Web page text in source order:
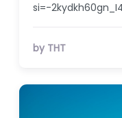
si=-
by THT